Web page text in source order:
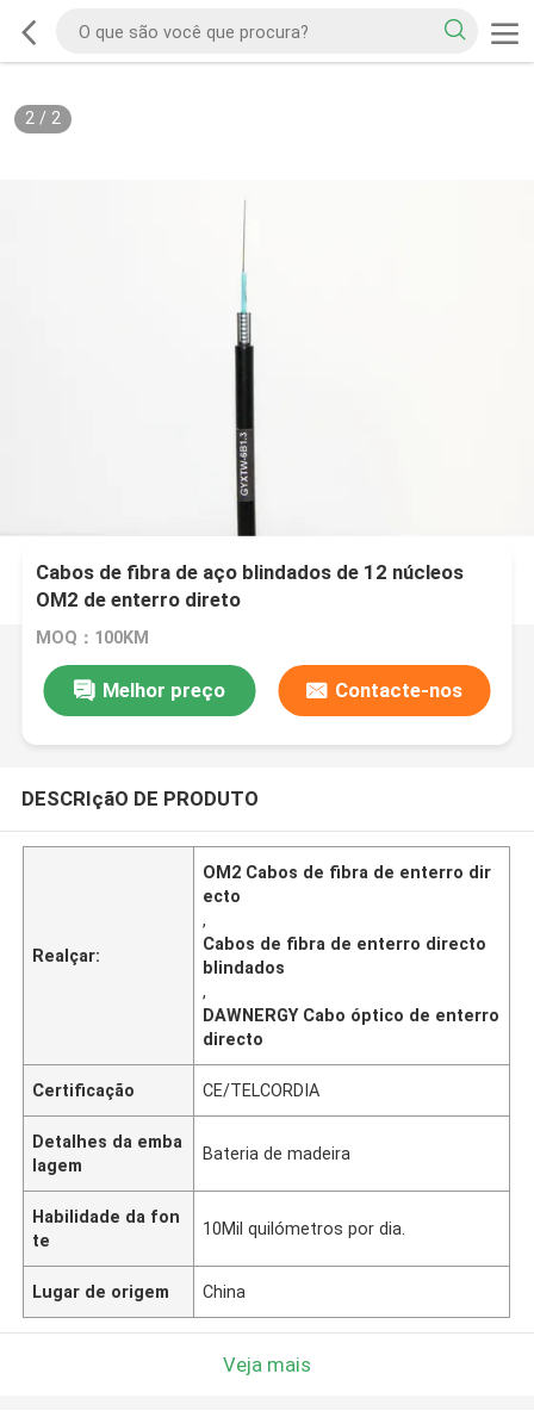
2/ 2
Cabos de fibra de aço blindados de 12 núcleos
OM2 de enterro direto
MOQ：100KM
Melhor preço Contacte-nos
DESCRIçãO DE PRODUTO
Realçar:
OM2 Cabos de fibra de enterro dir
ecto
,
Cabos de fibra de enterro directo
blindados
,
DAWNERGY Cabo óptico de enterro
directo
Certificação CE/TELCORDIA
Detalhes da emba
lagem
Bateria de madeira
Habilidade da fon
te
10Mil quilómetros por dia.
Lugar de origem China
Veja mais